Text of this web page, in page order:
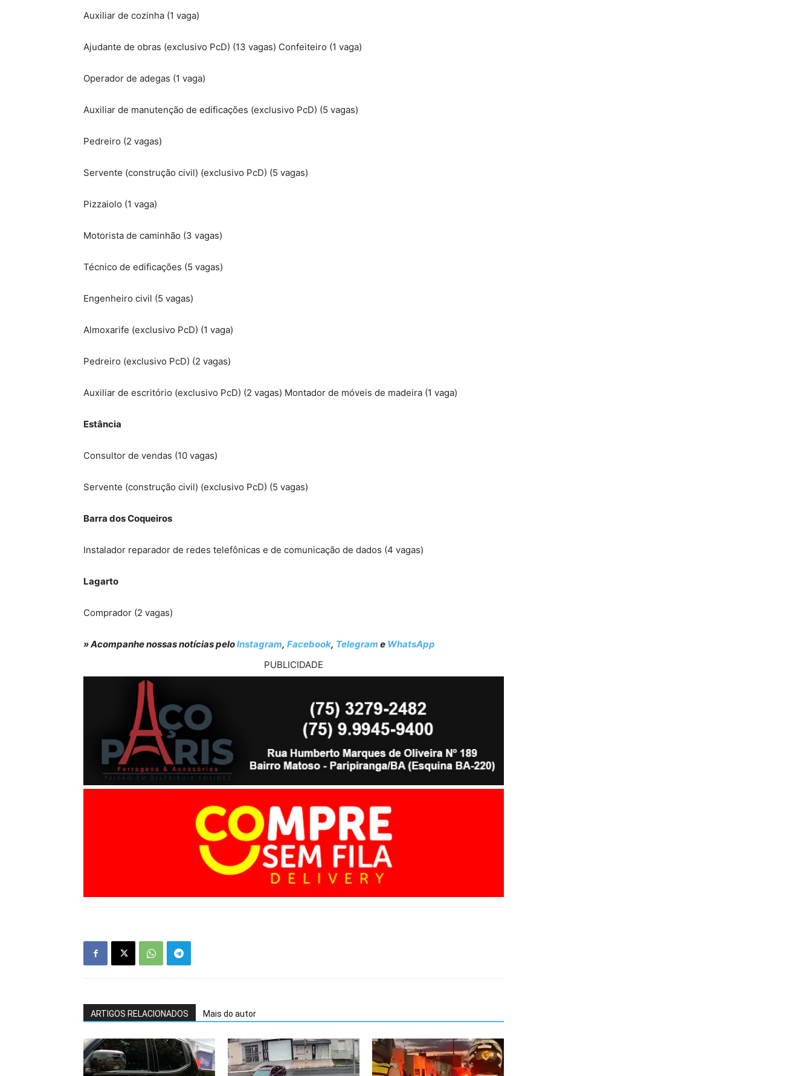
Auxiliar de cozinha (1 vaga)
Ajudante de obras (exclusivo PcD) (13 vagas) Confeiteiro (1 vaga)
Operador de adegas (1 vaga)
Auxiliar de manutenção de edificações (exclusivo PcD) (5 vagas)
Pedreiro (2 vagas)
Servente (construção civil) (exclusivo PcD) (5 vagas)
Pizzaiolo (1 vaga)
Motorista de caminhão (3 vagas)
Técnico de edificações (5 vagas)
Engenheiro civil (5 vagas)
Almoxarife (exclusivo PcD) (1 vaga)
Pedreiro (exclusivo PcD) (2 vagas)
Auxiliar de escritório (exclusivo PcD) (2 vagas) Montador de móveis de madeira (1 vaga)
Estância
Consultor de vendas (10 vagas)
Servente (construção civil) (exclusivo PcD) (5 vagas)
Barra dos Coqueiros
Instalador reparador de redes telefônicas e de comunicação de dados (4 vagas)
Lagarto
Comprador (2 vagas)
» Acompanhe nossas notícias peloInstagram, Facebook, Telegram e WhatsApp
PUBLICIDADE
ARTIGOS RELACIONADOS Mais do autor